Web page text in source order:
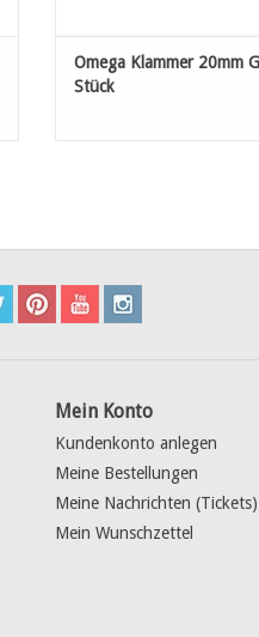
Omega Klammer 20mm
Stück
Mein Konto
Kundenkonto anlegen
Meine Bestellungen
Meine Nachrichten (Tickets)
Mein Wunschzettel